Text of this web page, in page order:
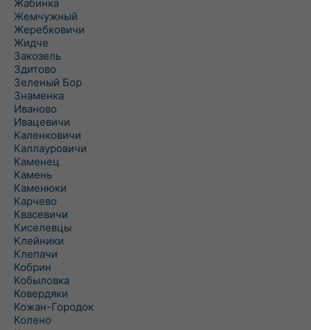
Жабинка
Жемчужный
Жеребковичи
Жидче
Закозель
Здитово
Зеленый Бор
Знаменка
Иваново
Ивацевичи
Каленковичи
Каллауровичи
Каменец
Камень
Каменюки
Карчево
Квасевичи
Киселевцы
Клейники
Клепачи
Кобрин
Кобыловка
Ковердяки
Кожан-Городок
Колено